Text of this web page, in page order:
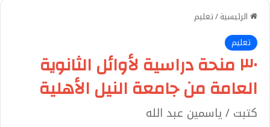
الرئيسية/تعليم
تعليم
٣٠ منحة دراسية لأوائل الثانوية
العامة من جامعة النيل الأهلية
كتبت / ياسمين عبد الله